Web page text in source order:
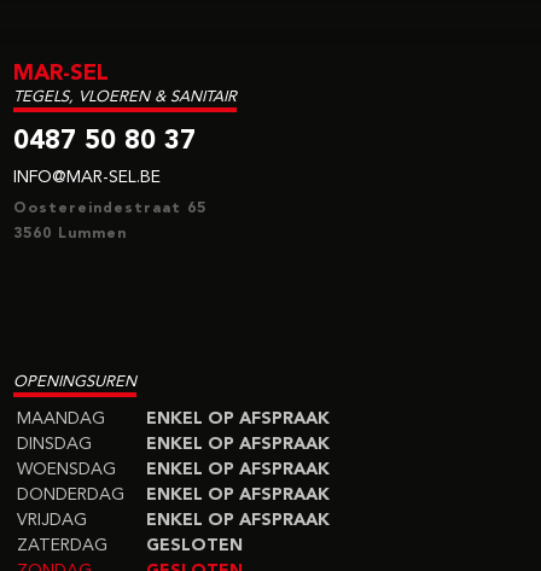
MAR-SEL
TEGELS, VLOEREN & SANITAIR
0487 50 80 37
INFO@MAR-SEL.BE
Oostereindestraat 65
3560 Lummen
OPENINGSUREN
MAANDAG
ENKEL OP AFSPRAAK
DINSDAG
ENKEL OP AFSPRAAK
WOENSDAG
ENKEL OP AFSPRAAK
DONDERDAG
ENKEL OP AFSPRAAK
VRIJDAG
ENKEL OP AFSPRAAK
ZATERDAG
GESLOTEN